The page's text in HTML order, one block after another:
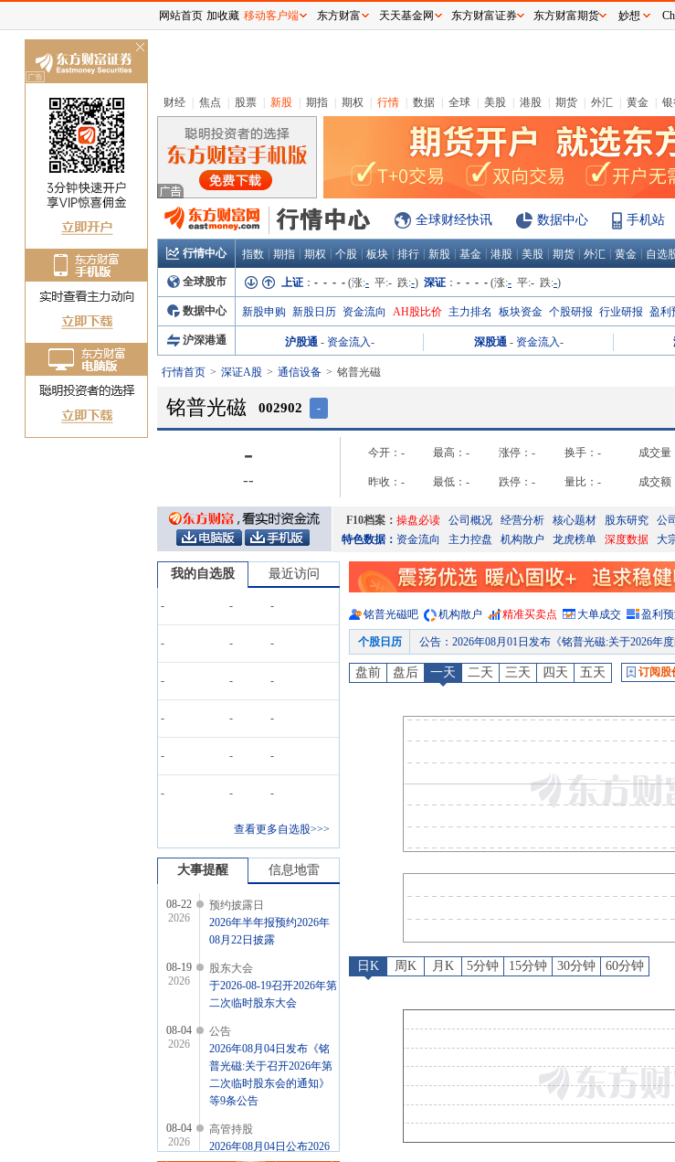
财经 焦点 股票 新股 期指 期权 行情 数据 全球 美股 港股 期货 外汇 黄金
全球财经快讯 数据中心 手机站
行情中心 指数 期指 期权 个股 板块 排行 新股 基金 港股 美股 期货 外汇 黄金 自选
全球股市 上证 ： - - - - (涨:- 平:- 跌:-) 深证 ： - - - - (涨:- 平:- 跌:-)
数据中心 新股申购 新股日历 资金流向 AH股比价 主力排名 板块资金 个股研报 行业研报 盈利
沪深港通 沪股通 - 资金流入- 深股通 - 资金流入-
行情首页 深证A股 通信设备 铭普光磁
铭普光磁 002902 -
-
--
今开： - 最高： - 涨停： - 换手： - 成交量
昨收： - 最低： - 跌停： - 量比： - 成交额
F10档案： 操盘必读 公司概况 经营分析 核心题材 股东研究 公
特色数据： 资金流向 主力控盘 机构散户 龙虎榜单 深度数据 大
我的自选股 最近访问
- - -
- - -
- - -
- - -
- - -
- - -
查看更多自选股>>>
大事提醒 信息地雷
08-22
2026
预约披露日
2026年半年报预约2026年
08月22日披露
08-19
2026
股东大会
于2026-08-19召开2026年第
二次临时股东大会
08-04
2026
公告
2026年08月04日发布《铭
普光磁:关于召开2026年第
二次临时股东会的通知》
等9条公告
08-04
2026
高管持股
2026年08月04日公布2026
铭普光磁吧 机构散户 精准买卖点 大单成交 盈利预
个股日历 公告 ： 2026年08月01日发布《铭普光磁:关于2026年度向特定对象发
股权质押：截止2026年07月31日质押总比例8.81%，质
股权质押
截止2026年07月24日质押总比例8.81%，质
公告：2026年07月17日发布《铭普光磁:关于部分募集资金投资
股权质押 ：截止2026年07月17日质押总比例8.81%，质
预约披露日：2026年半年报预约2026年08月22日披露
股东大会 ：于2026-08-19召开2026年第二次临时股东
高管持股：2026年08月04日公布2026年08月04日，
盘前 盘后 一天 二天 三天 四天 五天 订阅股
日K 周K 月K 5分钟 15分钟 30分钟 60分钟
网站首页 加收藏 移动客户端 东方财富 天天基金网 东方财富证券 东方财富期货 妙想